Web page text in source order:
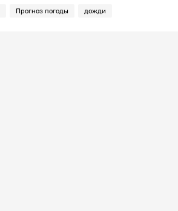
Прогноз погоды дожди